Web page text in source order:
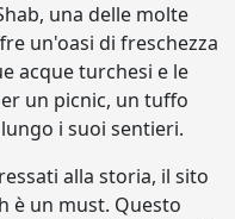
una delle molte
un'oasi di freschezza
acque turchesi e le
un picnic, un tuffo
i suoi sentieri.
alla storia, il sito
è un must. Questo